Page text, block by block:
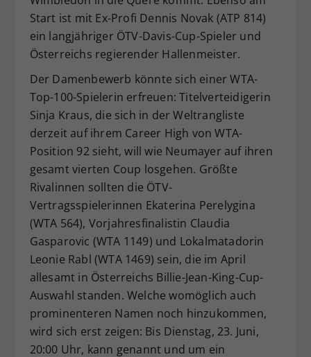
Start ist mit Ex-Profi Dennis Novak (ATP 814)
ein langjähriger ÖTV-Davis-Cup-Spieler und
Österreichs regierender Hallenmeister.
Der Damenbewerb könnte sich einer WTA-
Top-100-Spielerin erfreuen: Titelverteidigerin
Sinja Kraus, die sich in der Weltrangliste
derzeit auf ihrem Career High von WTA-
Position 92 sieht, will wie Neumayer auf ihren
gesamt vierten Coup losgehen. Größte
Rivalinnen sollten die ÖTV-
Vertragsspielerinnen Ekaterina Perelygina
(WTA 564), Vorjahresfinalistin Claudia
Gasparovic (WTA 1149) und Lokalmatadorin
Leonie Rabl (WTA 1469) sein, die im April
allesamt in Österreichs Billie-Jean-King-Cup-
Auswahl standen. Welche womöglich auch
prominenteren Namen noch hinzukommen,
wird sich erst zeigen: Bis Dienstag, 23. Juni,
20:00 Uhr, kann genannt und um ein